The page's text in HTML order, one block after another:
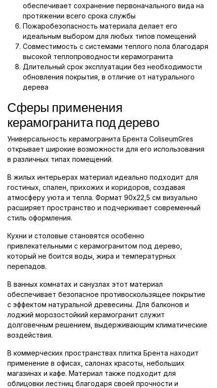
обеспечивает сохранение первоначального вида на
протяжении всего срока службы
Пожаробезопасность материала делает его
идеальным выбором для любых типов помещений
Совместимость с системами теплого пола благодаря
высокой теплопроводности керамогранита
Длительный срок эксплуатации без необходимости
обновления покрытия, в отличие от натурального
дерева
Сферы применения
керамогранита под дерево
Универсальность керамогранита Брента ColiseumGres
открывает широкие возможности для его использования
в различных типах помещений.
В жилых интерьерах материал идеально подходит для
гостиных, спален, прихожих и коридоров, создавая
атмосферу уюта и тепла. Формат 90x22,5 см визуально
расширяет пространство и подчеркивает современный
стиль оформления.
Кухни и столовые становятся особенно
привлекательными с керамогранитом под дерево,
который не боится воды, жира и температурных
перепадов.
В ванных комнатах и санузлах этот материал
обеспечивает безопасное противоскользящее покрытие
с эффектом натуральной древесины. Для балконов и
лоджий морозостойкий керамогранит служит
долговечным решением, выдерживающим климатические
воздействия.
В коммерческих пространствах плитка Брента находит
применение в офисах, салонах красоты, небольших
магазинах и кафе. Материал также подходит для
облицовки лестниц благодаря своей прочности и